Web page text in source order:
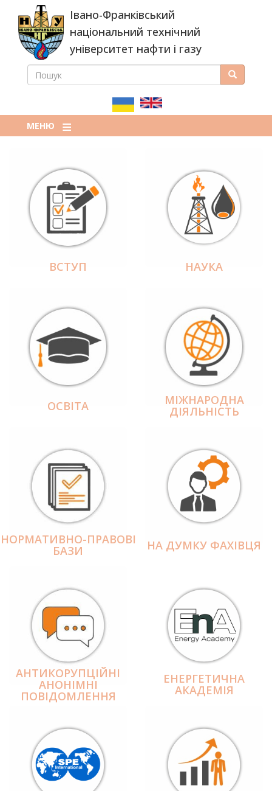
основного
вмісту
Івано-Франківський
національний технічний
університет нафти і газу
ПОШУКОВА
ПОШУК Пошук
МЕНЮ
ВСТУП НАУКА
ОСВІТА МІЖНАРОДНА
ДІЯЛЬНІCТЬ
НОРМАТИВНО-ПРАВОВІ
БАЗИ НА ДУМКУ ФАХІВЦЯ
АНТИКОРУПЦІЙНІ
АНОНІМНІ
ПОВІДОМЛЕННЯ
ЕНЕРГЕТИЧНА
АКАДЕМІЯ